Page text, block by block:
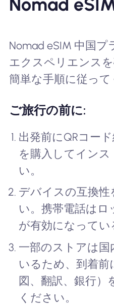
Nomad eSIM 中国
エクスペリエンス
簡単な手順に従って
ご旅行の前に:
出発前にQRコー
を購入してイン
い。
デバイスの互換性
い。携帯電話はロ
が有効になってい
一部のストアは
いるため、到着
図、翻訳、銀行）
ください。